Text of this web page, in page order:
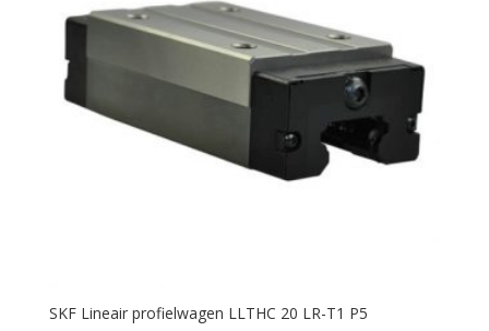
SKF Lineair profielwagen LLTHC 20 LR-T1 P5